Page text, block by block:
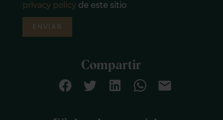
privacy policyde este sitio
ENVIAR
Compartir